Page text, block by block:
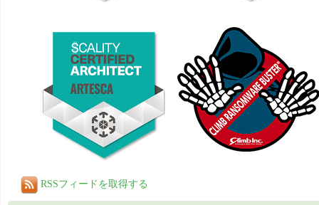
RSSフィードを取得する